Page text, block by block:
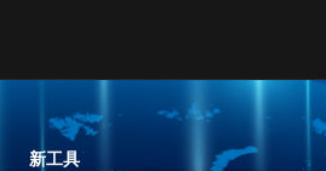
新工具